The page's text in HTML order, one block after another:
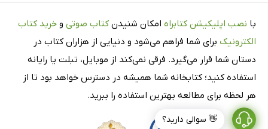
👋 سوالی دارید؟
با نصب اپلیکیشن کتابراه امکان شنیدن کتاب صوتی و خرید کتاب
الکترونیک برای شما فراهم می‌شود و دنیایی از هزاران کتاب در
دستان شما قرار می‌گیرد. فرقی نمی‌کند از موبایل، تبلت یا رایانه
استفاده کنید؛ کتابخانه شما همیشه در دسترس خواهد بود تا از
هر لحظه برای مطالعه بهترین استفاده را ببرید.